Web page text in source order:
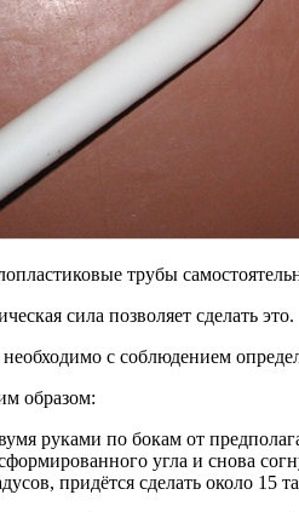
трубы
сила позволяет сделать это.
с соблюдением
образом:
руками по бокам от
угла и снова
придётся сделать около 15